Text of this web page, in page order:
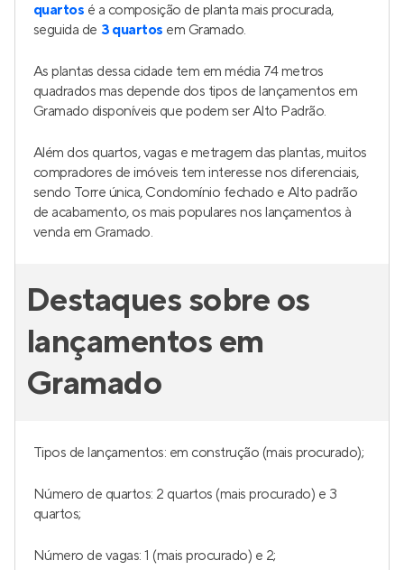
quartos é a composição de planta mais procurada,
seguida de 3 quartos em Gramado.
As plantas dessa cidade tem em média 74 metros
quadrados mas depende dos tipos de lançamentos em
Gramado disponíveis que podem ser Alto Padrão.
Além dos quartos, vagas e metragem das plantas, muitos
compradores de imóveis tem interesse nos diferenciais,
sendo Torre única, Condomínio fechado e Alto padrão
de acabamento, os mais populares nos lançamentos à
venda em Gramado.
Destaques sobre os
lançamentos em
Gramado
Tipos de lançamentos: em construção (mais procurado);
Número de quartos: 2 quartos (mais procurado) e 3
quartos;
Número de vagas: 1 (mais procurado) e 2;